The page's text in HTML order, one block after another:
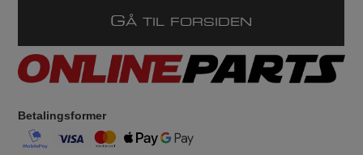
GÅ TIL FORSIDEN
Betalingsformer